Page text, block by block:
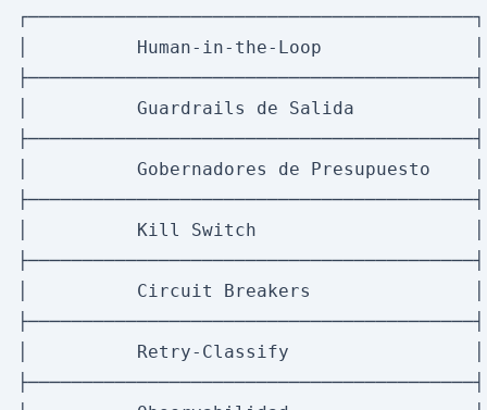
┌─────────────────────────────────────────┐
│          Human-in-the-Loop              │
├─────────────────────────────────────────┤
│          Guardrails de Salida           │
├─────────────────────────────────────────┤
│          Gobernadores de Presupuesto
├─────────────────────────────────────────┤
│          Kill Switch                    │  ←
├─────────────────────────────────────────┤
│          Circuit Breakers               │
├─────────────────────────────────────────┤
│          Retry-Classify                 │  ←
├─────────────────────────────────────────┤